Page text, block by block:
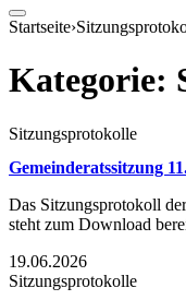
Startseite›
Kategorie:
Sitzungsprotokolle
Gemeinderatssitzung
Das Sitzungsprotokoll
steht zum Download
19.06.2026
Sitzungsprotokolle